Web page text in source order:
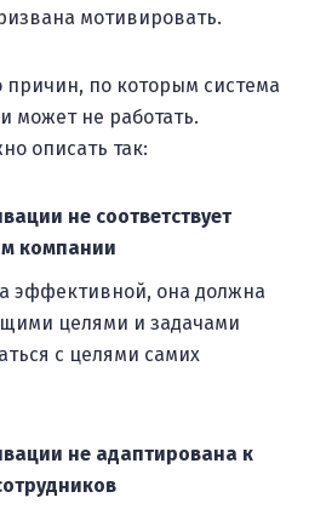
мотивировать.
причин, по которым система
может не работать.
описать так:
не соответствует
компании
эффективной, она должна
целями и задачами
с целями самих
не адаптирована к